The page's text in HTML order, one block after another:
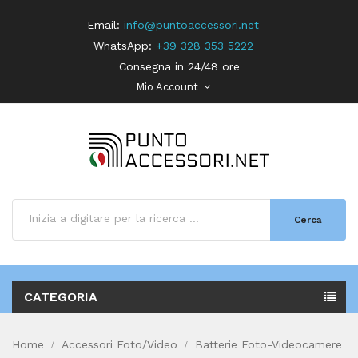
Email: info@puntoaccessori.net
WhatsApp: +39 328 353 5222
Consegna in 24/48 ore
Mio Account
Cerca
CATEGORIA
Home Accessori Foto/Video Batterie Foto-Videocamere